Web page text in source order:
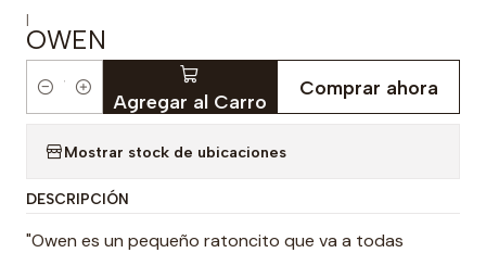
|
OWEN
Cantidad Agregar al Carro
Comprar ahora
Mostrar stock de ubicaciones
DESCRIPCIÓN
"Owen es un pequeño ratoncito que va a todas